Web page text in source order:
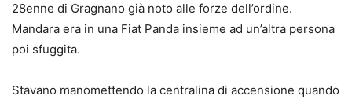
28enne di Gragnano già noto alle forze dell’ordine.
Mandara era in una Fiat Panda insieme ad un’altra persona
poi sfuggita.
Stavano manomettendo la centralina di accensione quando